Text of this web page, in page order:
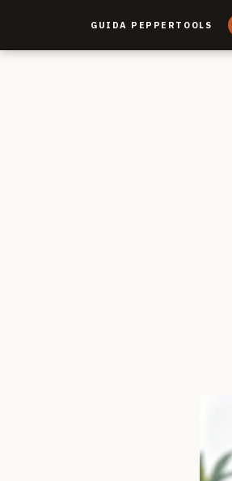
GUIDA PEPPERTOOLS